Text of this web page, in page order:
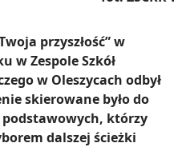
przyszłość” w
w Zespole Szkół
w Oleszycach odbył
skierowane było do
podstawowych, którzy
dalszej ścieżki